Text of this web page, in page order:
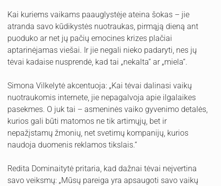
Kai kuriems vaikams paauglystėje ateina šokas – jie
atranda savo kūdikystės nuotraukas, pirmąją dieną ant
puoduko ar net jų pačių emocines krizes plačiai
aptarinėjamas viešai. Ir jie negali nieko padaryti, nes jų
tėvai kadaise nusprendė, kad tai „nekalta“ ar „miela“.
Simona Vilkelytė akcentuoja: „Kai tėvai dalinasi vaikų
nuotraukomis internete, jie nepagalvoja apie ilgalaikes
pasekmes. O juk tai – asmeninės vaiko gyvenimo detalės,
kurios gali būti matomos ne tik artimųjų, bet ir
nepažįstamų žmonių, net svetimų kompanijų, kurios
naudoja duomenis reklamos tikslais.“
Redita Dominaitytė pritaria, kad dažnai tėvai neįvertina
savo veiksmų: „Mūsų pareiga yra apsaugoti savo vaikų